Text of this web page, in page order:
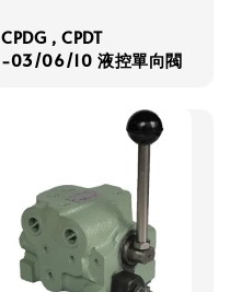
CPDG , CPDT
-03/06/10 液控單向閥